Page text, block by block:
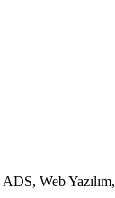
Web